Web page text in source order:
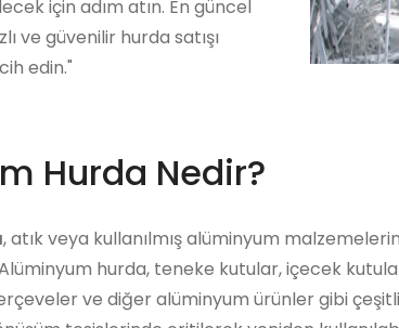
için adım atın. En güncel
ve güvenilir hurda satışı
edin."
Hurda Nedir?
, atık veya kullanılmış alüminyum
hurda, teneke kutular, içecek
ve diğer alüminyum ürünler gibi